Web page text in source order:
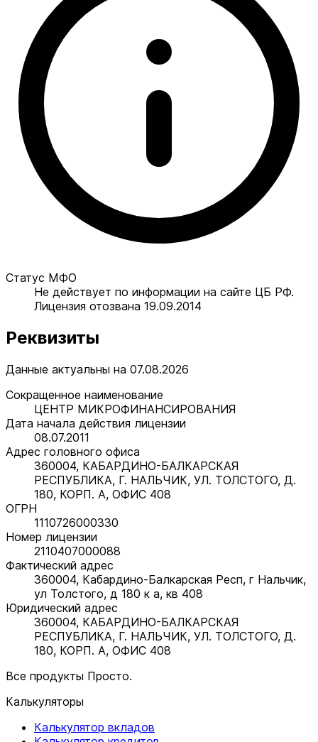
Статус МФО
Не действует по информации на сайте ЦБ РФ.
Лицензия отозвана 19.09.2014
Реквизиты
Данные актуальны на 07.08.2026
Сокращенное наименование
ЦЕНТР МИКРОФИНАНСИРОВАНИЯ
Дата начала действия лицензии
08.07.2011
Адрес головного офиса
360004, КАБАРДИНО-БАЛКАРСКАЯ
РЕСПУБЛИКА, Г. НАЛЬЧИК, УЛ. ТОЛСТОГО, Д.
180, КОРП. А, ОФИС 408
ОГРН
1110726000330
Номер лицензии
2110407000088
Фактический адрес
360004, Кабардино-Балкарская Респ, г Нальчик,
ул Толстого, д 180 к а, кв 408
Юридический адрес
360004, КАБАРДИНО-БАЛКАРСКАЯ
РЕСПУБЛИКА, Г. НАЛЬЧИК, УЛ. ТОЛСТОГО, Д.
180, КОРП. А, ОФИС 408
Все продукты Просто.
Калькуляторы
Калькулятор вкладов